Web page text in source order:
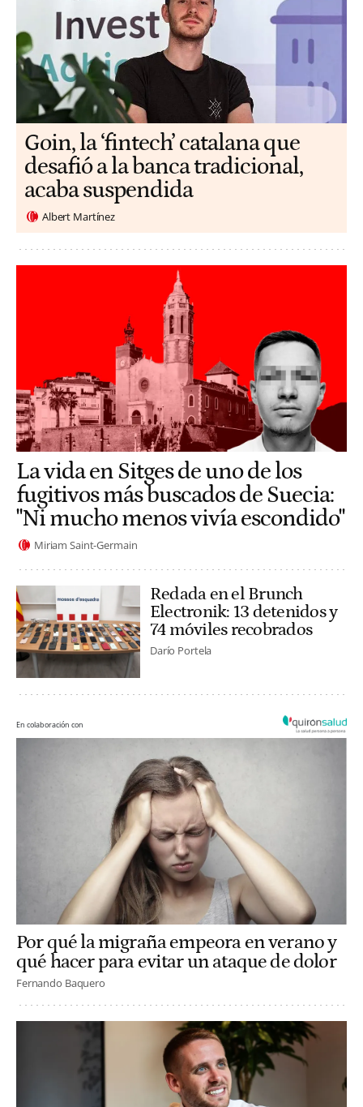
Goin, la ‘fintech’ catalana que
desafió a la banca tradicional,
acaba suspendida
Albert Martínez
La vida en Sitges de uno de los
fugitivos más buscados de Suecia:
"Ni mucho menos vivía escondido"
Miriam Saint-Germain
Redada en el Brunch
Electronik: 13 detenidos y
74 móviles recobrados
Darío Portela
En colaboración con
Por qué la migraña empeora en verano y
qué hacer para evitar un ataque de dolor
Fernando Baquero